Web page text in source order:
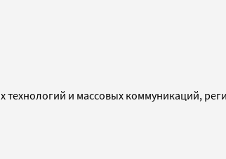
и массовых коммуникаций,